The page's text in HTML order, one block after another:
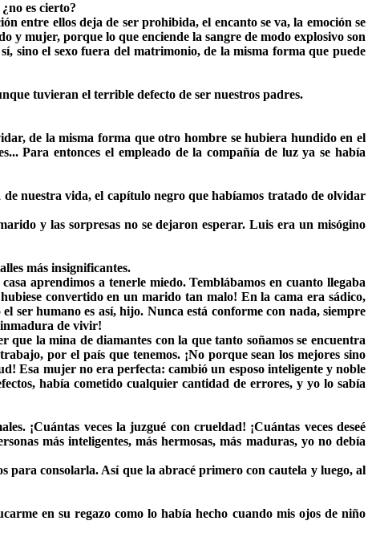
es cierto?
entre ellos deja de ser prohibida, el encanto se va, la emoción se
y mujer, porque lo que enciende la sangre de modo explosivo son
sino el sexo fuera del matrimonio, de la misma forma que puede
tuvieran el terrible defecto de ser nuestros padres.
de la misma forma que otro hombre se hubiera hundido en el
Para entonces el empleado de la compañía de luz ya se había
nuestra vida, el capítulo negro que habíamos tratado de olvidar
y las sorpresas no se dejaron esperar. Luis era un misógino
más insignificantes.
aprendimos a tenerle miedo. Temblábamos en cuanto llegaba
convertido en un marido tan malo! En la cama era sádico,
ser humano es así, hijo. Nunca está conforme con nada, siempre
inmadura de vivir!
que la mina de diamantes con la que tanto soñamos se encuentra
por el país que tenemos. ¡No porque sean los mejores sino
Esa mujer no era perfecta: cambió un esposo inteligente y noble
había cometido cualquier cantidad de errores, y yo lo sabía
¡Cuántas veces la juzgué con crueldad! ¡Cuántas veces deseé
más inteligentes, más hermosas, más maduras, yo no debía
para consolarla. Así que la abracé primero con cautela y luego, al
en su regazo como lo había hecho cuando mis ojos de niño